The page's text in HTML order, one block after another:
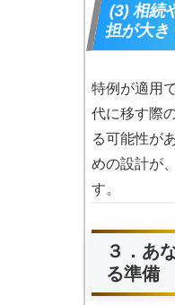
(3) 相続
担が大き
特例が適用
代に移す際
る可能性が
めの設計が
す。
３．あ
る準備